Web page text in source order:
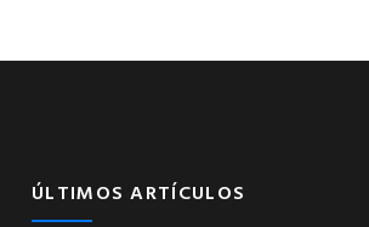
ÚLTIMOS ARTÍCULOS